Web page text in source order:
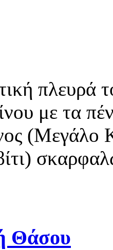
πλευρά
με τα
(Μεγάλο
Θάσου